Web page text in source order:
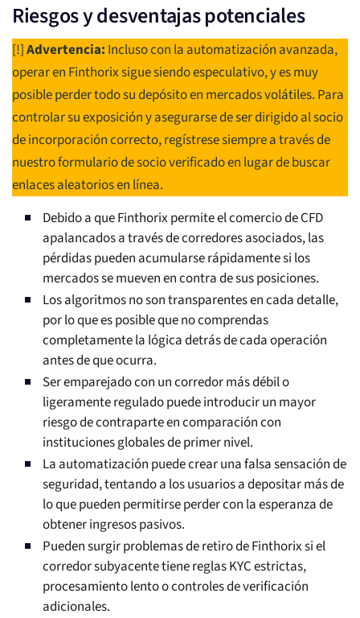
Riesgos y desventajas potenciales
[!]Advertencia: Incluso con la automatización avanzada,
operar en Finthorix sigue siendo especulativo, y es muy
posible perder todo su depósito en mercados volátiles. Para
controlar su exposición y asegurarse de ser dirigido al socio
de incorporación correcto, regístrese siempre a través de
nuestro formulario de socio verificado en lugar de buscar
enlaces aleatorios en línea.
Debido a que Finthorix permite el comercio de CFD
apalancados a través de corredores asociados, las
pérdidas pueden acumularse rápidamente si los
mercados se mueven en contra de sus posiciones.
Los algoritmos no son transparentes en cada detalle,
por lo que es posible que no comprendas
completamente la lógica detrás de cada operación
antes de que ocurra.
Ser emparejado con un corredor más débil o
ligeramente regulado puede introducir un mayor
riesgo de contraparte en comparación con
instituciones globales de primer nivel.
La automatización puede crear una falsa sensación de
seguridad, tentando a los usuarios a depositar más de
lo que pueden permitirse perder con la esperanza de
obtener ingresos pasivos.
Pueden surgir problemas de retiro de Finthorix si el
corredor subyacente tiene reglas KYC estrictas,
procesamiento lento o controles de verificación
adicionales.